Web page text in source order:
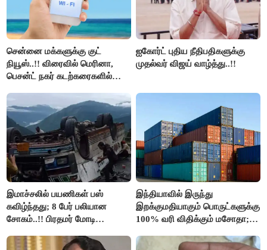
சென்னை மக்களுக்கு குட்
நியூஸ்..!! விரைவில் மெரினா,
பெசன்ட் நகர் கடற்கரைகளில்
ஐகோர்ட் புதிய நீதிபதிகளுக்கு
முதல்வர் விஜய் வாழ்த்து..!!
இமாச்சலில் பயணிகள் பஸ்
கவிழ்ந்தது; 8 பேர் பலியான
சோகம்..!! பிரதமர் மோடி
இந்தியாவில் இருந்து
இறக்குமதியாகும் பொருட்களுக்கு
100% வரி விதிக்கும் மசோதா;